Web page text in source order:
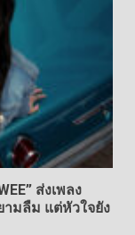
ส่งเพลง
ามลืม แต่หัวใจยัง